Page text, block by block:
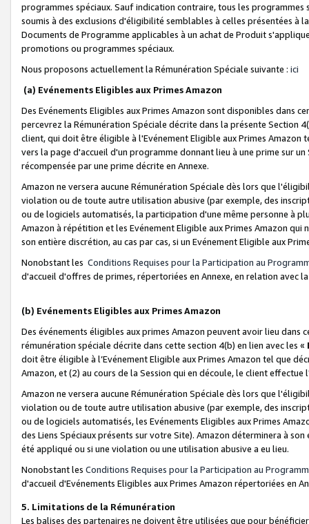
programmes spéciaux. Sauf indication contraire, tous les
soumis à des exclusions d'éligibilité semblables à celles présentées à
Documents de Programme applicables à un achat de Produit
promotions ou programmes spéciaux.
Nous proposons actuellement la Rémunération Spéciale suivante : ici
(a) Evénements Eligibles aux Primes Amazon
Des Evénements Eligibles aux Primes Amazon sont disponibles dans
percevrez la Rémunération Spéciale décrite dans la présente Section
client, qui doit être éligible à l'Evénement Eligible aux Primes Amazon
vers la page d'accueil d'un programme donnant lieu à une prime sur
récompensée par une prime décrite en Annexe.
Amazon ne versera aucune Rémunération Spéciale dès lors que
violation ou de toute autre utilisation abusive (par exemple, des
ou de logiciels automatisés, la participation d'une même personne à
Amazon à répétition et les Evénement Eligible aux Primes Amazon qui
son entière discrétion, au cas par cas, si un Evénement Eligible aux
Nonobstant les Conditions Requises pour la Participation au
d'accueil d'offres de primes, répertoriées en Annexe, en relation avec
(b) Evénements Eligibles aux Primes Amazon
Des événements éligibles aux primes Amazon peuvent avoir lieu dans
rémunération spéciale décrite dans cette section 4(b) en lien avec les «
doit être éligible à l’Evénement Eligible aux Primes Amazon tel que
Amazon, et (2) au cours de la Session qui en découle, le client
Amazon ne versera aucune Rémunération Spéciale dès lors que
violation ou de toute autre utilisation abusive (par exemple, des
ou de logiciels automatisés, les Evénements Eligibles aux Primes
des Liens Spéciaux présents sur votre Site). Amazon déterminera à
été appliqué ou si une violation ou une utilisation abusive a eu lieu.
Nonobstant les Conditions Requises pour la Participation au
d'accueil d'Evénements Eligibles aux Primes Amazon répertoriées en
5. Limitations de la Rémunération
Les balises des partenaires ne doivent être utilisées que pour